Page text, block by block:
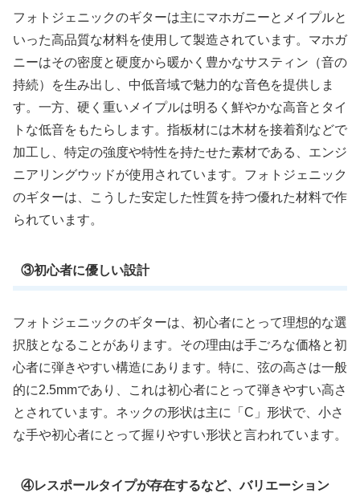
フォトジェニックのギターは主にマホガニーとメイプルと
いった高品質な材料を使用して製造されています。マホガ
ニーはその密度と硬度から暖かく豊かなサスティン（音の
持続）を生み出し、中低音域で魅力的な音色を提供しま
す。一方、硬く重いメイプルは明るく鮮やかな高音とタイ
トな低音をもたらします。指板材には木材を接着剤などで
加工し、特定の強度や特性を持たせた素材である、エンジ
ニアリングウッドが使用されています。フォトジェニック
のギターは、こうした安定した性質を持つ優れた材料で作
られています。
③初心者に優しい設計
フォトジェニックのギターは、初心者にとって理想的な選
択肢となることがあります。その理由は手ごろな価格と初
心者に弾きやすい構造にあります。特に、弦の高さは一般
的に2.5mmであり、これは初心者にとって弾きやすい高さ
とされています。ネックの形状は主に「C」形状で、小さ
な手や初心者にとって握りやすい形状と言われています。
④レスポールタイプが存在するなど、バリエーション